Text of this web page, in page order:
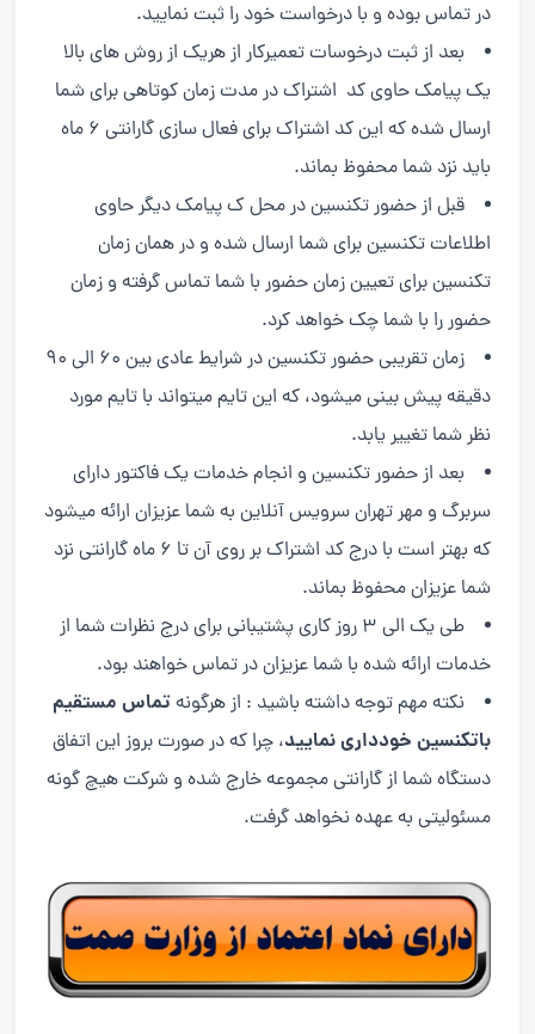
در تماس بوده و با درخواست خود را ثبت نمایید.
بعد از ثبت درخوسات تعمیرکار از هریک از روش های بالا
یک پیامک حاوی کد اشتراک در مدت زمان کوتاهی برای شما
ارسال شده که این کد اشتراک برای فعال سازی گارانتی ۶ ماه
باید نزد شما محفوظ بماند.
قبل از حضور تکنسین در محل ک پیامک دیگر حاوی
اطلاعات تکنسین برای شما ارسال شده و در همان زمان
تکنسین برای تعیین زمان حضور با شما تماس گرفته و زمان
حضور را با شما چک خواهد کرد.
زمان تقریبی حضور تکنسین در شرایط عادی بین ۶۰ الی ۹۰
دقیقه پیش بینی میشود، که این تایم میتواند با تایم مورد
نظر شما تغییر یابد.
بعد از حضور تکنسین و انجام خدمات یک فاکتور دارای
سربرگ و مهر تهران سرویس آنلاین به شما عزیزان ارائه میشود
که بهتر است با درج کد اشتراک بر روی آن تا ۶ ماه گارانتی نزد
شما عزیزان محفوظ بماند.
طی یک الی ۳ روز کاری پشتیبانی برای درج نظرات شما از
خدمات ارائه شده با شما عزیزان در تماس خواهند بود.
نکته مهم توجه داشته باشید : از هرگونهتماس مستقیم
باتکنسین خودداری نمایید، چرا که در صورت بروز این اتفاق
دستگاه شما از گارانتی مجموعه خارج شده و شرکت هیچ گونه
مسئولیتی به عهده نخواهد گرفت.